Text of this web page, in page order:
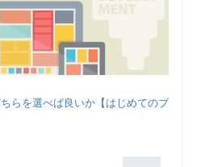
らを選べば良いか【はじめてのブ